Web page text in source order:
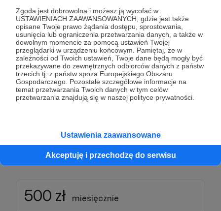
Zgoda jest dobrowolna i możesz ją wycofać w
USTAWIENIACH ZAAWANSOWANYCH, gdzie jest także
opisane Twoje prawo żądania dostępu, sprostowania,
usunięcia lub ograniczenia przetwarzania danych, a także w
dowolnym momencie za pomocą ustawień Twojej
przeglądarki w urządzeniu końcowym. Pamiętaj, że w
zależności od Twoich ustawień, Twoje dane będą mogły być
przekazywane do zewnętrznych odbiorców danych z państw
trzecich tj. z państw spoza Europejskiego Obszaru
Gospodarczego. Pozostałe szczegółowe informacje na
temat przetwarzania Twoich danych w tym celów
przetwarzania znajdują się w naszej polityce prywatności.
Ustawienia zaawansowane
Akceptuję i przechodzę do serwisu
wspierają danego autora - im większa kwota, tym
większe benefity i ekskluzywne grona, do których
można wejść. Uboga wdowa z Ewangelii nauczyła
nas jednak czegoś innego: kwota nie ma
znaczenia, liczy się tylko serce. Dlatego bez
względu na to, jaką kwotą możesz nas wesprzeć
będziemy codziennie polecać Cię w naszej
modlitwie i raz w miesiącu odprawimy specjalną
Eucharystię w Twojej intencji. A jeśli tylko
Ciebie Msze Świętą :)
500 zł miesięcznie